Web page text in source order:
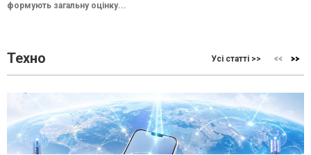
формують загальну оцінку...
Техно Усі статті >>